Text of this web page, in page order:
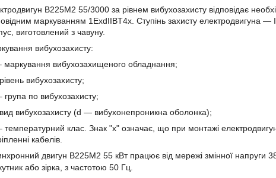
В225М2 55/3000 за рівнем вибухозахисту відповідає
маркуванням 1ExdIIBT4х. Ступінь захисту електродвигуна
виготовлений з чавуну.
вибухозахисту:
маркування вибухозахищеного обладнання;
вибухозахисту;
група по вибухозахисту;
вибухозахисту (d ― вибухонепроникна оболонка);
температурний клас. Знак "х" означає, що при монтажі
кабелів.
двигун В225М2 55 кВт працює від мережі змінної напруги
або зірка, з частотою 50 Гц.